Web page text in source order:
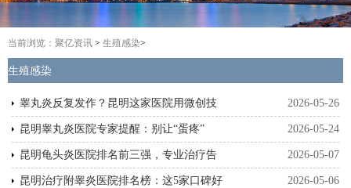
当前浏览： 聚亿资讯 > 生殖感染>
生殖感染
睾丸炎反复发作？昆明这家医院用微创技 2026-05-26
昆明睾丸炎医院专家提醒：别让“蛋疼” 2026-05-24
昆明龟头炎医院排名前三强，专业治疗告 2026-05-07
昆明治疗附睾炎医院排名榜：这5家口碑好 2026-05-06